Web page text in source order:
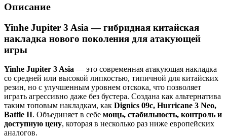
Описание
Yinhe Jupiter 3 Asia — гибридная китайская
накладка нового поколения для атакующей
игры
Yinhe Jupiter 3 Asia — это современная атакующая накладка
со средней или высокой липкостью, типичной для китайских
резин, но с улучшенным уровнем отскока, что позволяет
играть агрессивно даже без бустера. Создана как альтернатива
таким топовым накладкам, как Dignics 09c, Hurricane 3 Neo,
Battle II. Объединяет в себе мощь, стабильность, контроль и
доступную цену, которая в несколько раз ниже европейских
аналогов.